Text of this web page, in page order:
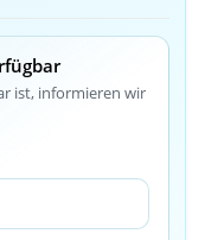
ist, informieren wir